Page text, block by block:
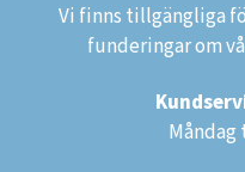
Vi finns tillgängliga
funderingar om